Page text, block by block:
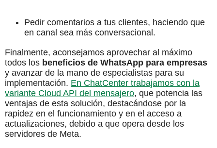
Pedir comentarios a tus clientes, haciendo que
en canal sea más conversacional.
Finalmente, aconsejamos aprovechar al máximo
todos los beneficios de WhatsApp para empresas
y avanzar de la mano de especialistas para su
implementación. En ChatCenter trabajamos con la
variante Cloud API del mensajero, que potencia las
ventajas de esta solución, destacándose por la
rapidez en el funcionamiento y en el acceso a
actualizaciones, debido a que opera desde los
servidores de Meta.